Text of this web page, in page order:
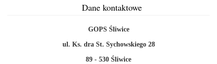
Dane kontaktowe
GOPS Śliwice
ul. Ks. dra St. Sychowskiego 28
89 - 530 Śliwice